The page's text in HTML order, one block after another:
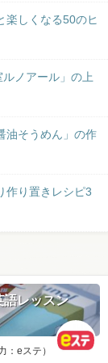
楽しくなる50のヒ
ノアール」の上
油そうめん」の作
作り置きレシピ3
語レッスン
：eステ）